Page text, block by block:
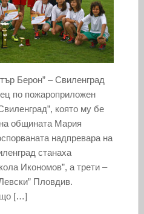
Берон” – Свиленград
по пожароприложен
която му бе
общината Мария
надпревара на
станаха
Икономов”, а трети –
Пловдив.
[…]